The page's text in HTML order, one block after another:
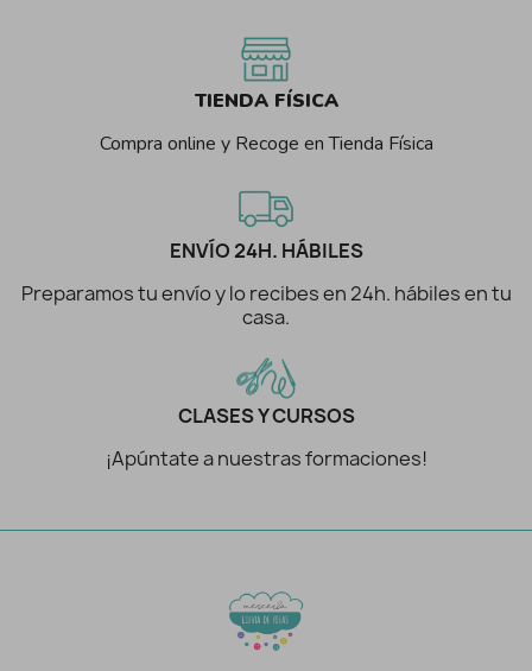
TIENDA FÍSICA
Compra online y Recoge en Tienda Física
ENVÍO 24H. HÁBILES
Preparamos tu envío y lo recibes en 24h. hábiles en tu
casa.
CLASES Y CURSOS
¡Apúntate a nuestras formaciones!